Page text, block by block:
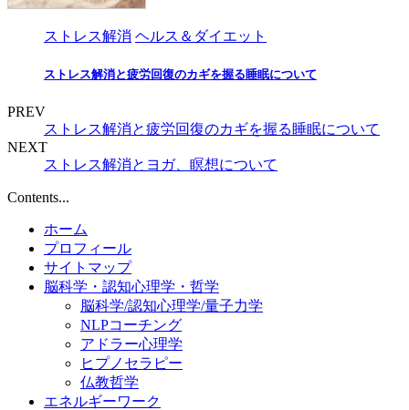
ストレス解消 ヘルス＆ダイエット
ストレス解消と疲労回復のカギを握る睡眠について
PREV
ストレス解消と疲労回復のカギを握る睡眠について
NEXT
ストレス解消とヨガ、瞑想について
Contents...
ホーム
プロフィール
サイトマップ
脳科学・認知心理学・哲学
脳科学/認知心理学/量子力学
NLPコーチング
アドラー心理学
ヒプノセラピー
仏教哲学
エネルギーワーク